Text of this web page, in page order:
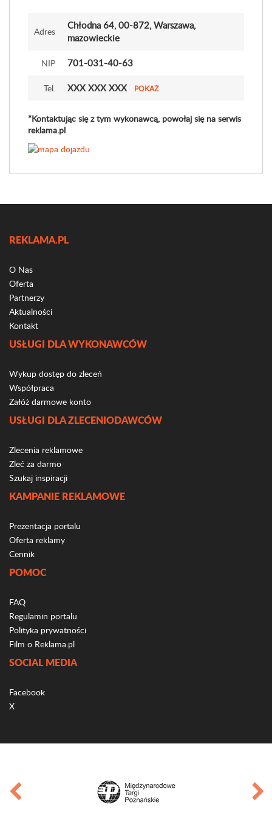
Adres
Chłodna 64, 00-872, Warszawa,
mazowieckie
NIP 701-031-40-63
Tel. XXX XXX XXX POKAŻ
*Kontaktując się z tym wykonawcą, powołaj się na serwis
reklama.pl
REKLAMA.PL
O Nas
Oferta
Partnerzy
Aktualności
Kontakt
USŁUGI DLA WYKONAWCÓW
Wykup dostęp do zleceń
Współpraca
Załóż darmowe konto
USŁUGI DLA ZLECENIODAWCÓW
Zlecenia reklamowe
Zleć za darmo
Szukaj inspiracji
KAMPANIE REKLAMOWE
Prezentacja portalu
Oferta reklamy
Cennik
POMOC
FAQ
Regulamin portalu
Polityka prywatności
Film o Reklama.pl
SOCIAL MEDIA
Facebook
X